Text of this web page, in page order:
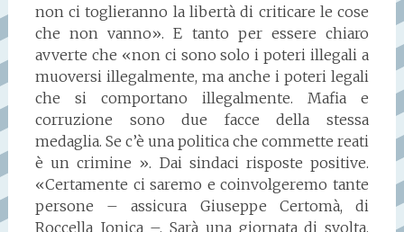
non ci toglieranno la libertà di criticare le cose
che non vanno». E tanto per essere chiaro
avverte che «non ci sono solo i poteri illegali a
muoversi illegalmente, ma anche i poteri legali
che si comportano illegalmente. Mafia e
corruzione sono due facce della stessa
medaglia. Se c’è una politica che commette reati
è un crimine ». Dai sindaci risposte positive.
«Certamente ci saremo e coinvolgeremo tante
persone – assicura Giuseppe Certomà, di
Roccella Jonica –. Sarà una giornata di svolta.